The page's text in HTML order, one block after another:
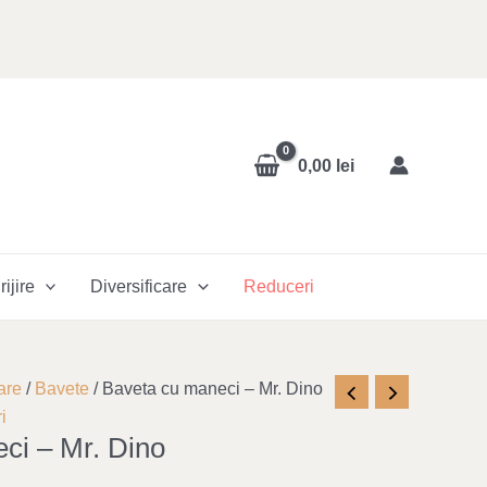
0,00 lei
Diversificare Reduceri
/ Bavete / Baveta cu maneci – Mr. Dino
– Mr. Dino